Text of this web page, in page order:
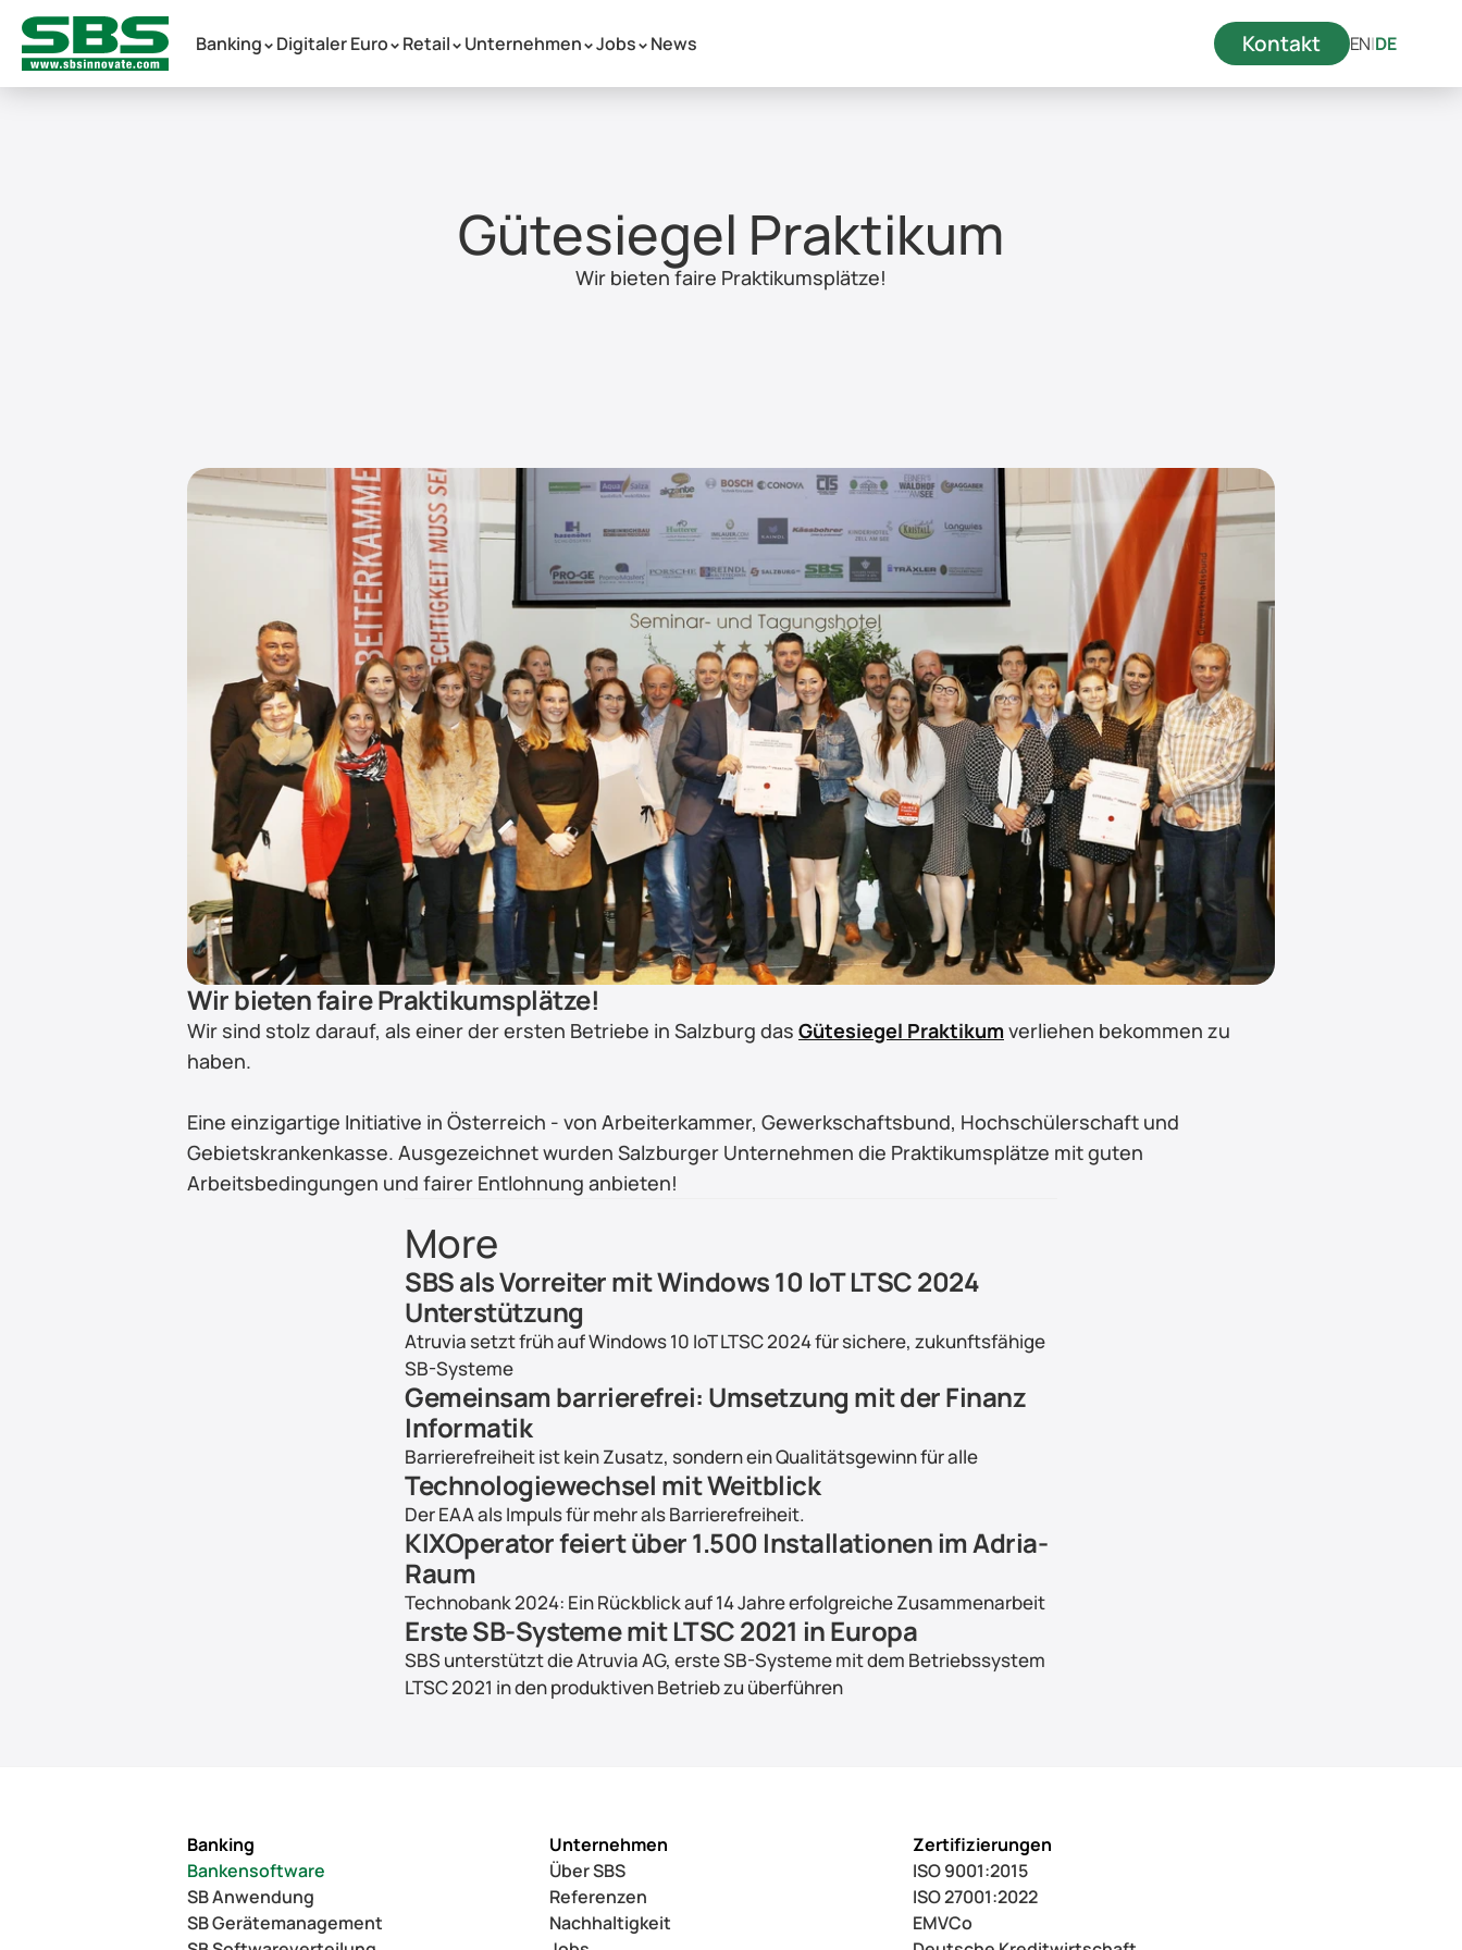
Banking >Digitaler Euro >Retail >Unternehmen >Jobs >News Kontakt EN|DE
Gütesiegel Praktikum
Wir bieten faire Praktikumsplätze!
Wir bieten faire Praktikumsplätze!
Wir sind stolz darauf, als einer der ersten Betriebe in Salzburg das Gütesiegel Praktikum verliehen bekommen zu
haben.
Eine einzigartige Initiative in Österreich - von Arbeiterkammer, Gewerkschaftsbund, Hochschülerschaft und
Gebietskrankenkasse. Ausgezeichnet wurden Salzburger Unternehmen die Praktikumsplätze mit guten
Arbeitsbedingungen und fairer Entlohnung anbieten!
More
SBS als Vorreiter mit Windows 10 IoT LTSC 2024
Unterstützung
Atruvia setzt früh auf Windows 10 IoT LTSC 2024 für sichere, zukunftsfähige
SB-Systeme
Gemeinsam barrierefrei: Umsetzung mit der Finanz
Informatik
Barrierefreiheit ist kein Zusatz, sondern ein Qualitätsgewinn für alle
Technologiewechsel mit Weitblick
Der EAA als Impuls für mehr als Barrierefreiheit.
KIXOperator feiert über 1.500 Installationen im Adria-
Raum
Technobank 2024: Ein Rückblick auf 14 Jahre erfolgreiche Zusammenarbeit
Erste SB-Systeme mit LTSC 2021 in Europa
SBS unterstützt die Atruvia AG, erste SB-Systeme mit dem Betriebssystem
LTSC 2021 in den produktiven Betrieb zu überführen
Banking
Bankensoftware
SB Anwendung
SB Gerätemanagement
Unternehmen
Über SBS
Referenzen
Nachhaltigkeit
Zertifizierungen
ISO 9001:2015
ISO 27001:2022
EMVCo